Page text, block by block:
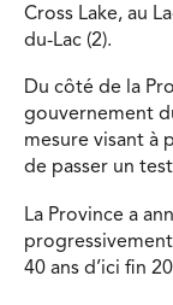
Cross Lake, au
du-Lac (2).
Du côté de la
gouvernement
mesure visant à
de passer un
La Province a
progressivement
40 ans d’ici fin